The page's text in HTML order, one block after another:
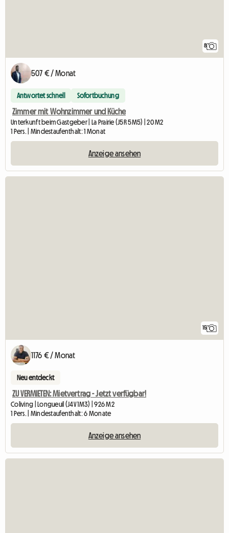
8
507 € / Monat
Antwortet schnell Sofortbuchung
Zimmer mit Wohnzimmer und Küche
Unterkunft beim Gastgeber | La Prairie (J5R 5M5) | 20 M2
1 Pers. | Mindestaufenthalt: 1 Monat
Anzeige ansehen
15
1176 € / Monat
Neu entdeckt
ZU VERMIETEN: Mietvertrag - Jetzt verfügbar!
Coliving | Longueuil (J4V 1M3) | 926 M2
1 Pers. | Mindestaufenthalt: 6 Monate
Anzeige ansehen